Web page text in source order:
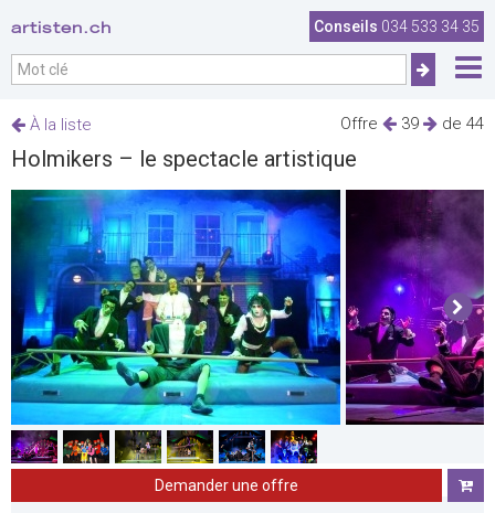
artisten.ch Conseils 034 533 34 35
Offre 39 de 44
À la liste
Holmikers – le spectacle artistique
Demander une offre